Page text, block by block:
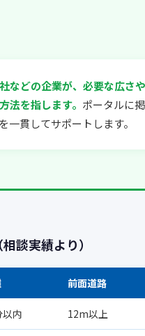
などの企業が、必要な広さ
法を指します。 ポータルに
貫してサポートします。
談実績より）
前面道路
以内 12m以上